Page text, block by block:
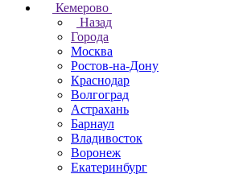
Кемерово
Назад
Города
Москва
Ростов-на-Дону
Краснодар
Волгоград
Астрахань
Барнаул
Владивосток
Воронеж
Екатеринбург